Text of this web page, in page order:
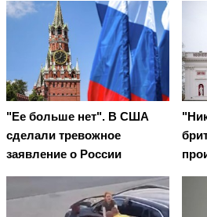
"Ее больше нет". В США
сделали тревожное
заявление о России